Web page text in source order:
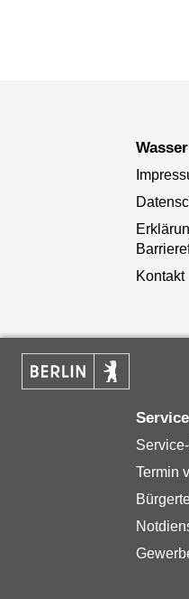
Kontakt
Service
Termin